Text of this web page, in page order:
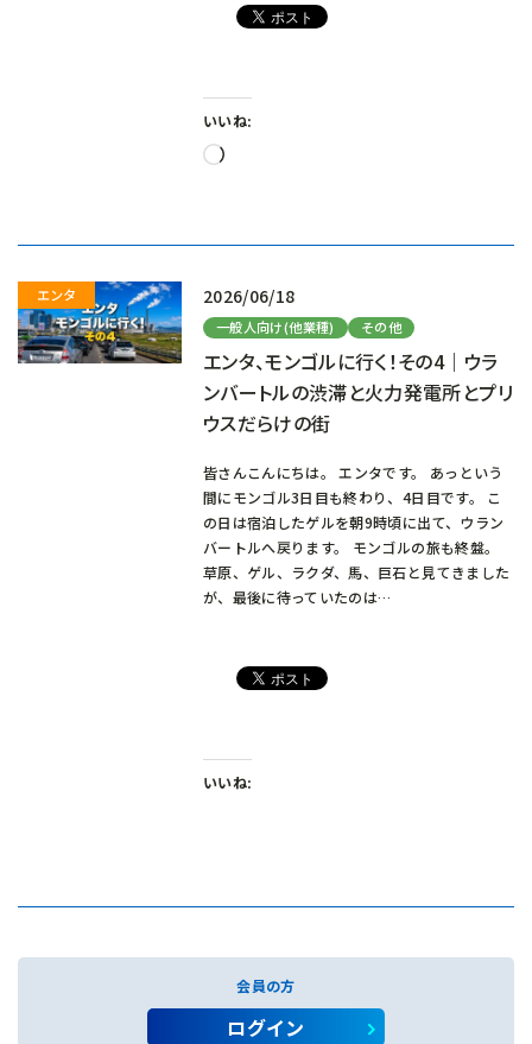
いいね:
読
2026/06/18
一般人向け(他業種) その他
エンタ、モンゴルに行く！その4｜ウラ
ンバートルの渋滞と火力発電所とプリ
ウスだらけの街
皆さんこんにちは。 エンタです。 あっという
間にモンゴル3日目も終わり、4日目です。 こ
の日は宿泊したゲルを朝9時頃に出て、ウラン
バートルへ戻ります。 モンゴルの旅も終盤。
草原、ゲル、ラクダ、馬、巨石と見てきました
が、最後に待っていたのは…
いいね:
会員の方
ログイン